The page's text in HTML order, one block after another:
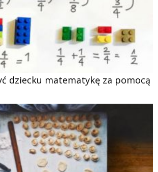
dziecku matematykę za pomocą